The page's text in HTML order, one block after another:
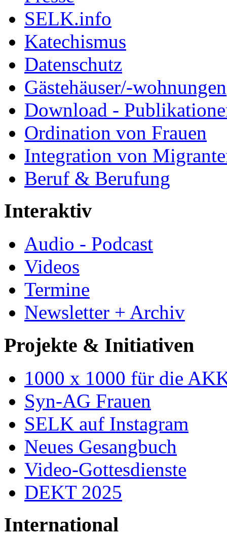
SELK.info
Katechismus
Datenschutz
Gästehäuser/-wohnungen
Download -
Ordination von Frauen
Integration von
Beruf & Berufung
Interaktiv
Audio - Podcast
Videos
Termine
Newsletter + Archiv
Projekte & Initiativen
1000 x 1000 für die
Syn-AG Frauen
SELK auf Instagram
Neues Gesangbuch
Video-Gottesdienste
DEKT 2025
International